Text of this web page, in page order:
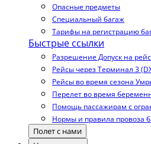
Опасные предметы
Специальный багаж
Тарифы на регистрацию
Быстрые ссылки
Разрешение Допуск на рейс
Рейсы через Терминал 3
Рейсы во время сезона
Перелет во время
Помощь пассажирам с
Нормы и правила провоза
Полет с нами